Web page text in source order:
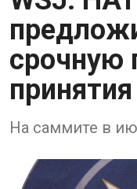
срочную
На саммите в